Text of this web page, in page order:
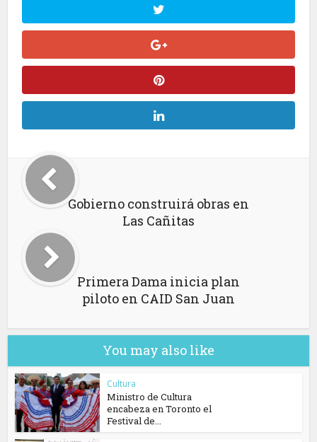
Gobierno construirá obras en
Las Cañitas
Primera Dama inicia plan
piloto en CAID San Juan
You may also like
Cultura
Ministro de Cultura
encabeza en Toronto el
Festival de...